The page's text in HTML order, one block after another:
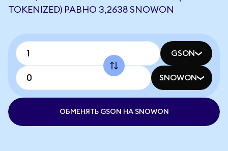
TOKENIZED) РАВНО 3,2638 SNOWON
GSON
SNOWON
ОБМЕНЯТЬ GSON НА SNOWON